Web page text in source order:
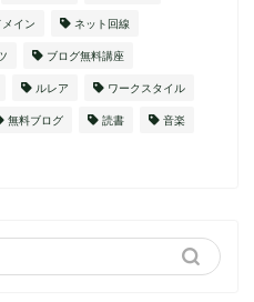
メイン ネット回線
ブログ無料講座
ルレア ワークスタイル
無料ブログ 読書 音楽